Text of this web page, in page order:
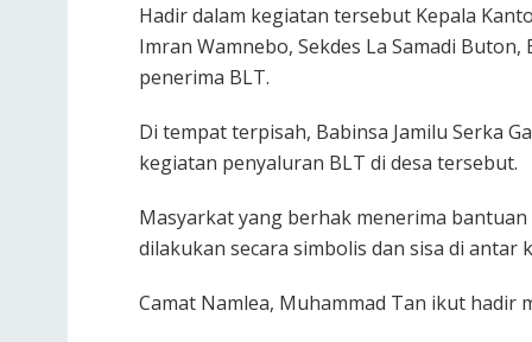
Hadir dalam kegiatan tersebut Kepala
Imran Wamnebo, Sekdes La Samadi
penerima BLT.
Di tempat terpisah, Babinsa Jamilu Serka
kegiatan penyaluran BLT di desa tersebut.
Masyarkat yang berhak menerima
dilakukan secara simbolis dan sisa di
Camat Namlea, Muhammad Tan ikut hadir